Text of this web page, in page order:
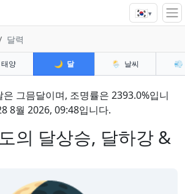
🇰🇷▾
달력
태양 🌙 달 🌦️ 날씨 💨
의 달상승, 달하강 &
그믐달이며, 조명률은 2393.0%입니
8월 2026, 09:48입니다.